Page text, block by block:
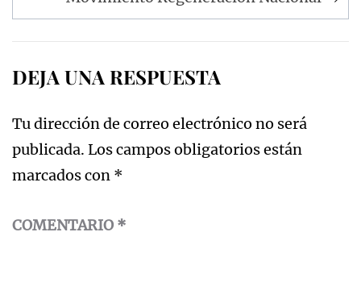
DEJA UNA RESPUESTA
Tu dirección de correo electrónico no será
publicada. Los campos obligatorios están
marcados con *
COMENTARIO *